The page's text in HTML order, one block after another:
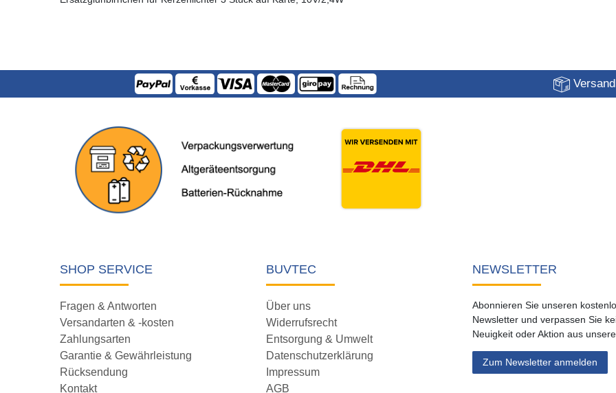
SHOP SERVICE
Fragen & Antworten
Versandarten & -kosten
Zahlungsarten
Garantie & Gewährleistung
Rücksendung
Kontakt
BUVTEC
Über uns
Widerrufsrecht
Entsorgung & Umwelt
Datenschutzerklärung
Impressum
AGB
NEWSLETTER
Abonnieren Sie unseren
Newsletter und verpassen Sie
Neuigkeit oder Aktion aus
Zum Newsletter anmelden